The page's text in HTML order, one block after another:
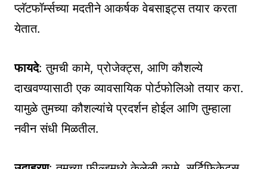
प्लॅटफॉर्म्सच्या मदतीने आकर्षक वेबसाइट्स तयार करता
येतात.
फायदे: तुमची कामे, प्रोजेक्ट्स, आणि कौशल्ये
दाखवण्यासाठी एक व्यावसायिक पोर्टफोलिओ तयार करा.
यामुळे तुमच्या कौशल्यांचे प्रदर्शन होईल आणि तुम्हाला
नवीन संधी मिळतील.